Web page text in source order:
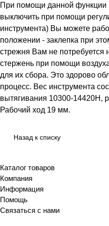
При помощи данной функции
выключить при помощи
инструмента) Вы можете
положении - заклепка при
стрежня Вам не потребуется
стержень при помощи
для их сбора. Это здорово
процесс. Вес инструмента
вытягивания 10300-14420Н,
Рабочий ход 19 мм.
Назад к списку
Каталог товаров
Компания
Информация
Помощь
Связаться с нами